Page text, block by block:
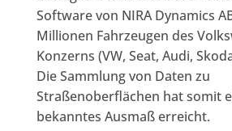
Software von NIRA Dynamics
Millionen Fahrzeugen des
Konzerns (VW, Seat, Audi,
Die Sammlung von Daten zu
Straßenoberflächen hat somit
bekanntes Ausmaß erreicht.